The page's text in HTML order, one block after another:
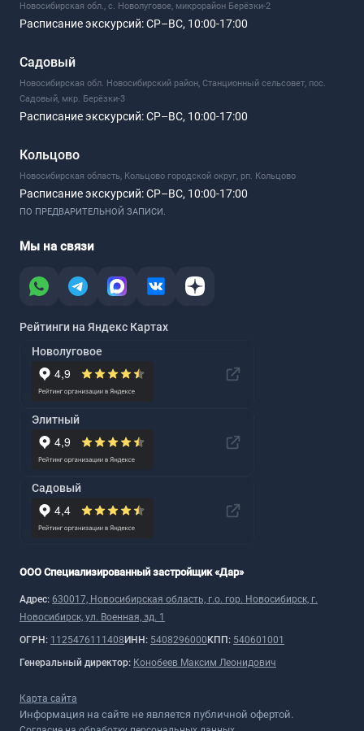
Новосибирская обл., с. Новолуговое, микрорайон Берёзки-2
Расписание экскурсий:СР–ВС, 10:00-17:00
Садовый
Новосибирская обл. Новосибирский район, Станционный сельсовет, пос.
Садовый, мкр. Берёзки-3
Расписание экскурсий:СР–ВС, 10:00-17:00
Кольцово
Новосибирская область, Кольцово городской округ, рп. Кольцово
Расписание экскурсий:СР–ВС, 10:00-17:00
ПО ПРЕДВАРИТЕЛЬНОЙ ЗАПИСИ.
Мы на связи
Рейтинги на Яндекс Картах
Новолуговое
Элитный
Садовый
ООО Специализированный застройщик «Дар»
Адрес: 630017, Новосибирская область, г.о. гор. Новосибирск, г.
Новосибирск, ул. Военная, зд. 1
ОГРН: 1125476111408 ИНН: 5408296000 КПП: 540601001
Генеральный директор: Конобеев Максим Леонидович
Карта сайта
Информация на сайте не является публичной офертой.